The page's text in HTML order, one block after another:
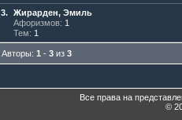
3. Жирарден, Эмиль
Афоризмов: 1
Тем: 1
Авторы: 1 - 3 из 3
Все права на
©